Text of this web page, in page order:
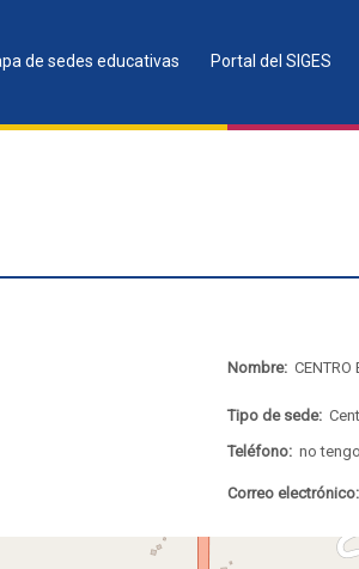
de sedes educativas Portal del SIGES
Nombre: CENTRO
Tipo de sede:
Teléfono: no tengo
Correo electrónico: